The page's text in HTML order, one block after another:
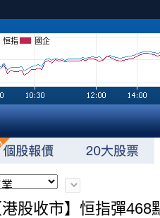
恒指 國企
港股收市】恒指彈